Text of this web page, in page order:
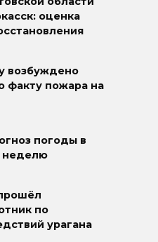
оценка
возбуждено
факту пожара на
погоды в
неделю
по
урагана